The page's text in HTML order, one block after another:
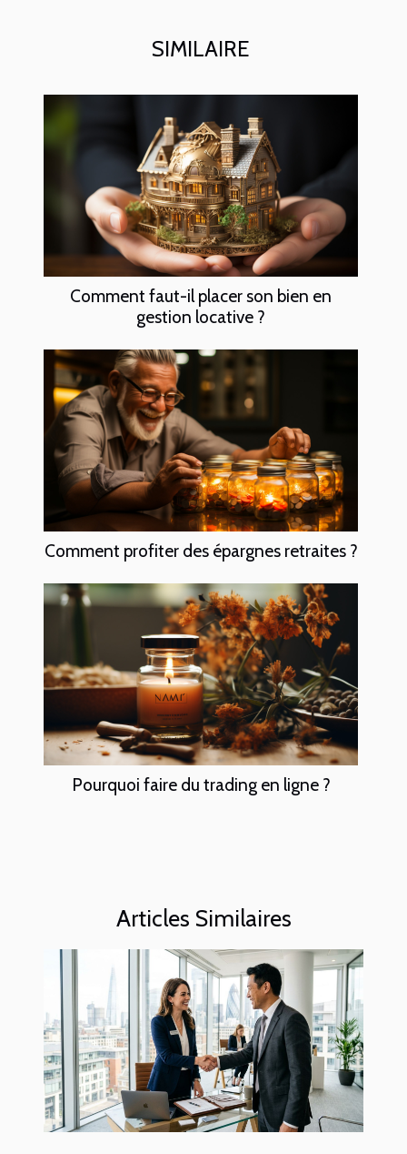
SIMILAIRE
Comment faut-il placer son bien en
gestion locative ?
Comment profiter des épargnes retraites ?
Pourquoi faire du trading en ligne ?
Articles Similaires